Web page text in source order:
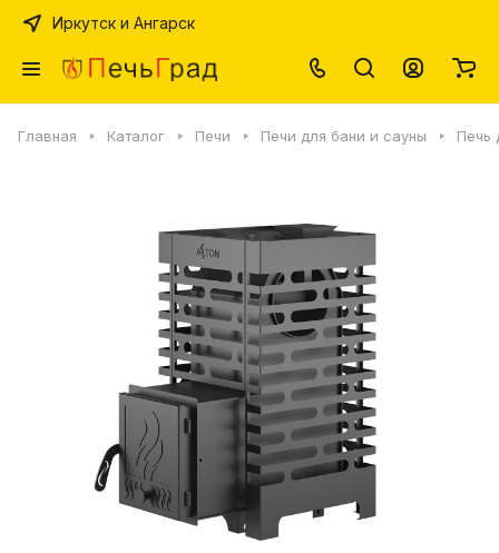
Иркутск и Ангарск
Главная Каталог Печи Печи для бани и сауны Печь